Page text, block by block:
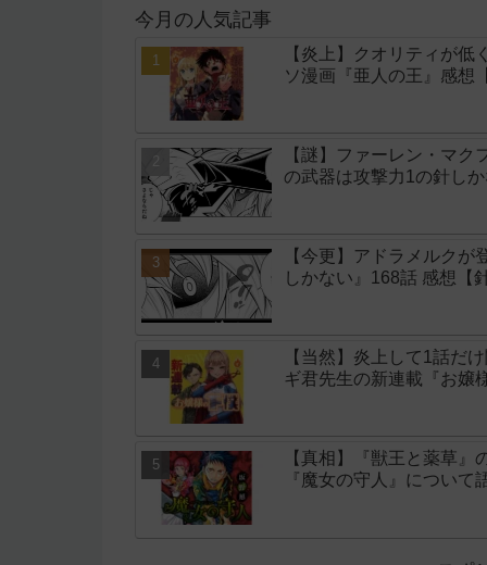
今月の人気記事
【炎上】クオリティが
ソ漫画『亜人の王』感想
【謎】ファーレン・マ
の武器は攻撃力1の針し
【今更】アドラメルク
しかない』168話 感想【
【当然】炎上して1話だ
ギ君先生の新連載『お嬢
【真相】『獣王と薬草
『魔女の守人』について